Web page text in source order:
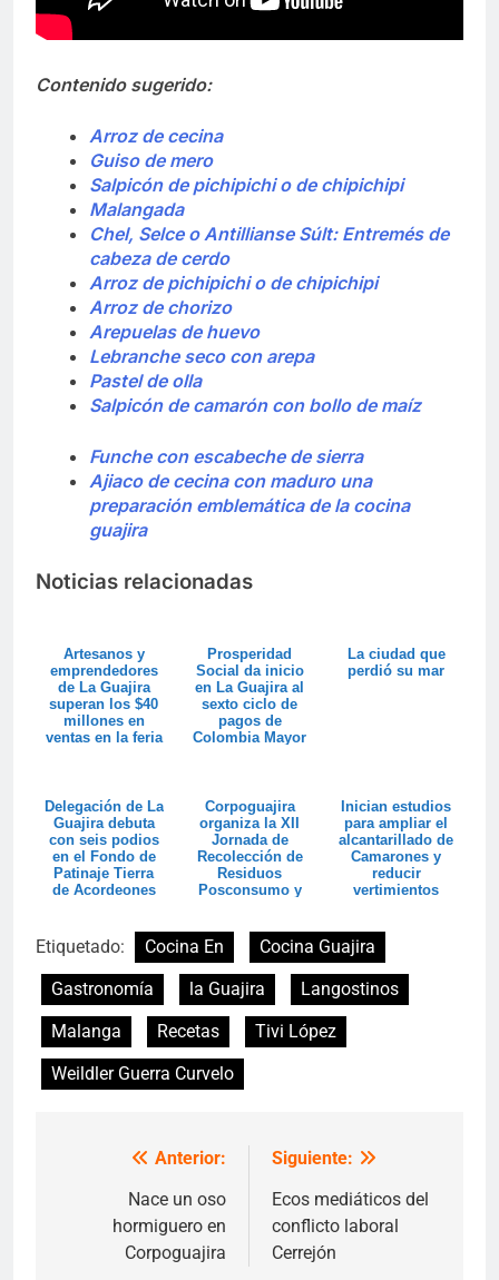
Contenido sugerido:
Arroz de cecina
Guiso de mero
Salpicón de pichipichi o de chipichipi
Malangada
Chel, Selce o Antillianse Súlt: Entremés de
cabeza de cerdo
Arroz de pichipichi o de chipichipi
Arroz de chorizo
Arepuelas de huevo
Lebranche seco con arepa
Pastel de olla
Salpicón de camarón con bollo de maíz
Funche con escabeche de sierra
Ajiaco de cecina con maduro una
preparación emblemática de la cocina
guajira
Noticias relacionadas
Artesanos y
emprendedores
de La Guajira
superan los $40
millones en
ventas en la feria
Prosperidad
Social da inicio
en La Guajira al
sexto ciclo de
pagos de
Colombia Mayor
La ciudad que
perdió su mar
Delegación de La
Guajira debuta
con seis podios
en el Fondo de
Patinaje Tierra
de Acordeones
Corpoguajira
organiza la XII
Jornada de
Recolección de
Residuos
Posconsumo y
Inician estudios
para ampliar el
alcantarillado de
Camarones y
reducir
vertimientos
Etiquetado: Cocina En
Cocina Guajira
Gastronomía
la Guajira
Langostinos
Malanga
Recetas
Tivi López
Weildler Guerra Curvelo
Navegación
entradas
Anterior:
Nace un oso
hormiguero en
Corpoguajira
Siguiente:
Ecos mediáticos del
conflicto laboral
Cerrejón